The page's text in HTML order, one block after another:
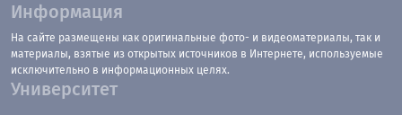
Информация
На сайте размещены как оригинальные фото- и видеоматериалы, так и
материалы, взятые из открытых источников в Интернете, используемые
исключительно в информационных целях.
Университет